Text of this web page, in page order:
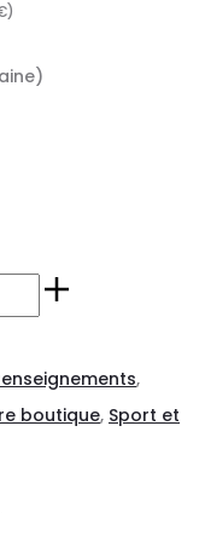
)
,
boutique, Sport et